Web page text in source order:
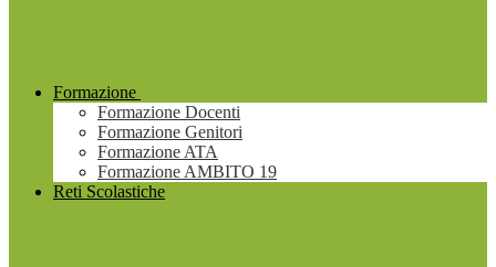
Formazione
Formazione Docenti
Formazione Genitori
Formazione ATA
Formazione AMBITO 19
Reti Scolastiche